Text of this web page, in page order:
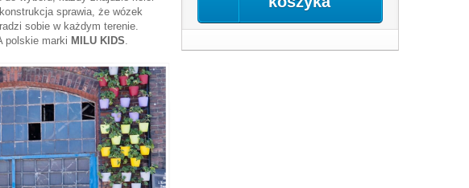
sprawia, że wózek
sobie w każdym terenie.
polskie marki MILU KIDS.